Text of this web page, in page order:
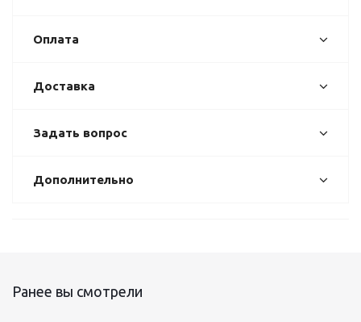
Оплата
Доставка
Задать вопрос
Дополнительно
Ранее вы смотрели